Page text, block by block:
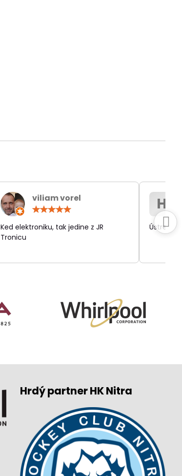
viliam vorel
/
5
Ked elektroniku, tak jedine z JR
Tronicu
H
Hrdý partner HK Nitra